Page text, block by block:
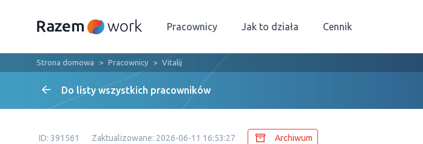
Pracownicy Jak to działa Cennik
Strona domowa Pracownicy Vitalij
Do listy wszystkich pracowników
ID: 391561 Zaktualizowane: 2026-06-11 16:53:27 Archiwum